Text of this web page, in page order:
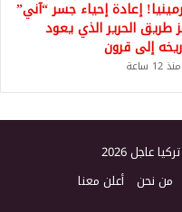
إعادة إحياء جسر “آني”
طريق الحرير الذي يعود
إلى قرون
منذ 12 ساعة
عاجل 2026
من نحن أعلن معنا